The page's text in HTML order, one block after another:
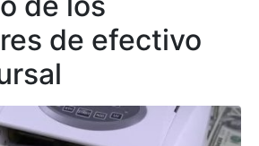
de efectivo